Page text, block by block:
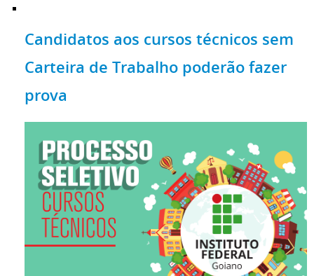
Candidatos aos cursos técnicos sem
Carteira de Trabalho poderão fazer
prova